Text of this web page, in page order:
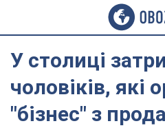
У столиці
чоловіків, які
"бізнес" з